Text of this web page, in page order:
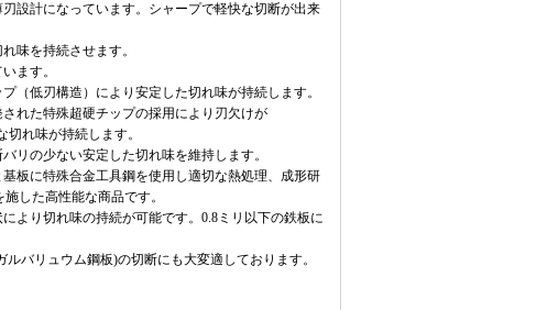
設計になっています。シャープで軽快な切断が出来
味を持続させます。
ます。
（低刃構造）により安定した切れ味が持続します。
れた特殊超硬チップの採用により刃欠けが
味が持続します。
リの少ない安定した切れ味を維持します。
板に特殊合金工具鋼を使用し適切な熱処理、成形研
した高性能な商品です。
より切れ味の持続が可能です。0.8ミリ以下の鉄板に
ルバリュウム鋼板)の切断にも大変適しております。